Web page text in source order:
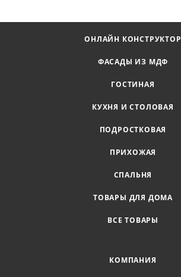
ОНЛАЙН КОНСТРУКТОР
ФАСАДЫ ИЗ МДФ
ГОСТИНАЯ
КУХНЯ И СТОЛОВАЯ
ПОДРОСТКОВАЯ
ПРИХОЖАЯ
СПАЛЬНЯ
ТОВАРЫ ДЛЯ ДОМА
ВСЕ ТОВАРЫ
КОМПАНИЯ